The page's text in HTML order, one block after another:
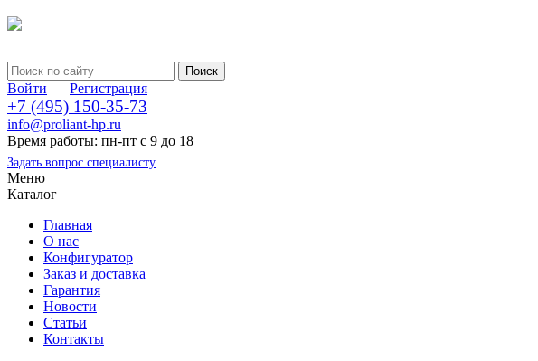
Войти Регистрация
+7 (495) 150-35-73
info@proliant-hp.ru
Время работы: пн-пт с 9 до 18
Задать вопрос специалисту
Меню
Каталог
Главная
О нас
Конфигуратор
Заказ и доставка
Гарантия
Новости
Статьи
Контакты